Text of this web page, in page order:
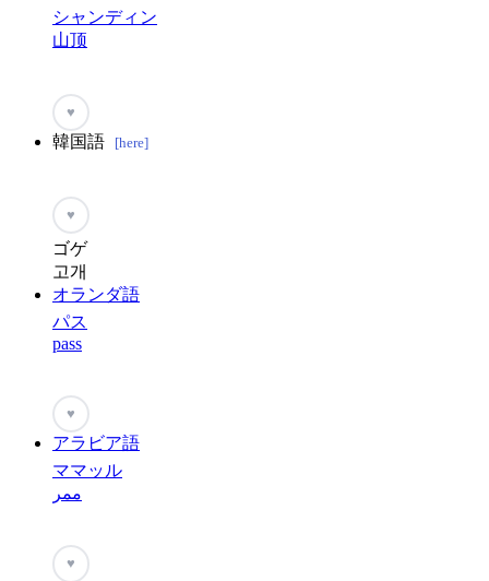
シャンディン
山顶
♥
韓国語 [here]
♥
ゴゲ
고개
オランダ語
パス
pass
♥
アラビア語
ママッル
ممر
♥